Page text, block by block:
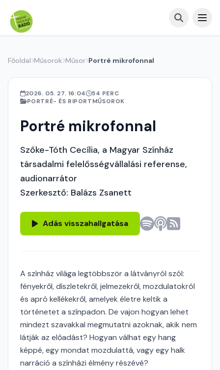
Főoldal Műsorok Műsor Portré mikrofonnal
2026. 05. 27. 16:04
54 PERC
PORTRÉ- ÉS RIPORTMŰSOROK
Portré mikrofonnal
Szőke-Tóth Cecília, a Magyar Színház
társadalmi felelősségvállalási referense,
audionarrátor
Szerkesztő: Balázs Zsanett
Adás visszahallgatása
A színház világa legtöbbször a látványról szól:
fényekről, díszletekről, jelmezekről, mozdulatokról
és apró kellékekről, amelyek életre keltik a
történetet a színpadon. De vajon hogyan lehet
mindezt szavakkal megmutatni azoknak, akik nem
látják az előadást? Hogyan válhat egy hang
képpé, egy mondat mozdulattá, vagy egy halk
narráció a színházi élmény részévé?